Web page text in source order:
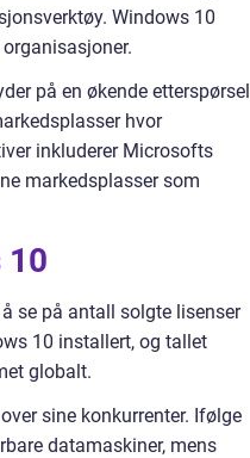
Windows 10
på en økende etterspørsel
hvor
inkluderer Microsofts
markedsplasser som
10
se på antall solgte lisenser
10 installert, og tallet
globalt.
sine konkurrenter. Ifølge
datamaskiner, mens